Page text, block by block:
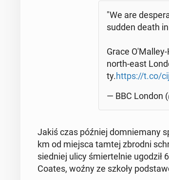
"We are
sudden death
Grace
north-east
ty.https://t.co/
— BBC London
Jakiś czas później do­mnie­ma­ny
km od miejsca tamtej zbrodni
sied­niej ulicy śmier­tel­nie ugodził
Coates, woźny ze szkoły